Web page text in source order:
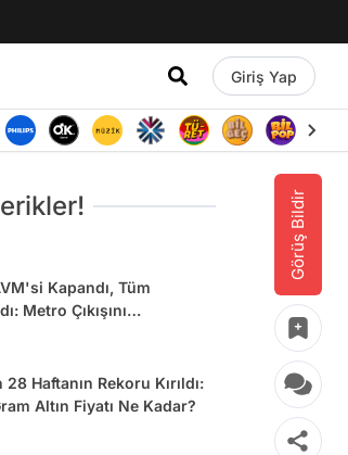
Giriş Yap
Görüş Bildir
Kapandı, Tüm
Metro Çıkışını
Haftanın Rekoru Kırıldı:
Altın Fiyatı Ne Kadar?